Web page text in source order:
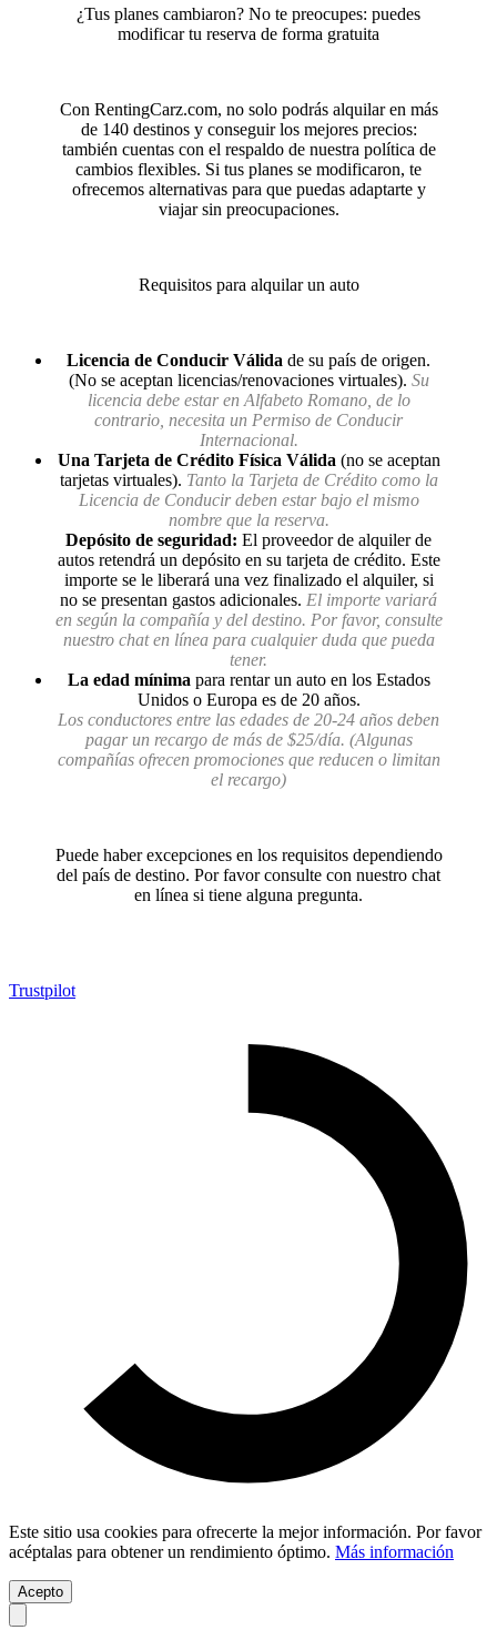
¿Tus planes cambiaron? No te preocupes: puedes
modificar tu reserva de forma gratuita
Con RentingCarz.com, no solo podrás alquilar en más
de 140 destinos y conseguir los mejores precios:
también cuentas con el respaldo de nuestra política de
cambios flexibles. Si tus planes se modificaron, te
ofrecemos alternativas para que puedas adaptarte y
viajar sin preocupaciones.
Requisitos para alquilar un auto
Licencia de Conducir Válida de su país de origen.
(No se aceptan licencias/renovaciones virtuales). Su
licencia debe estar en Alfabeto Romano, de lo
contrario, necesita un Permiso de Conducir
Internacional.
Una Tarjeta de Crédito Física Válida (no se aceptan
tarjetas virtuales). Tanto la Tarjeta de Crédito como la
Licencia de Conducir deben estar bajo el mismo
nombre que la reserva.
Depósito de seguridad: El proveedor de alquiler de
autos retendrá un depósito en su tarjeta de crédito. Este
importe se le liberará una vez finalizado el alquiler, si
no se presentan gastos adicionales. El importe variará
en según la compañía y del destino. Por favor, consulte
nuestro chat en línea para cualquier duda que pueda
tener.
La edad mínima para rentar un auto en los Estados
Unidos o Europa es de 20 años.
Los conductores entre las edades de 20-24 años deben
pagar un recargo de más de $25/día. (Algunas
compañías ofrecen promociones que reducen o limitan
el recargo)
Puede haber excepciones en los requisitos dependiendo
del país de destino. Por favor consulte con nuestro chat
en línea si tiene alguna pregunta.
Trustpilot
Este sitio usa cookies para ofrecerte la mejor información. Por favor
acéptalas para obtener un rendimiento óptimo. Más información
Acepto